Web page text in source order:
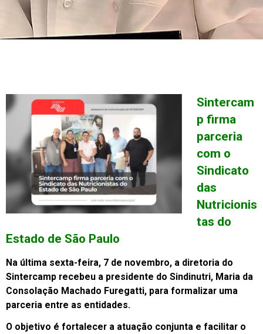
Sintercam
p firma
parceria
com o
Sindicato
das
Nutricionis
tas do
Estado de São Paulo
Na última sexta-feira, 7 de novembro, a diretoria do
Sintercamp recebeu a presidente do Sindinutri, Maria da
Consolação Machado Furegatti, para formalizar uma
parceria entre as entidades.
O objetivo é fortalecer a atuação conjunta e facilitar o